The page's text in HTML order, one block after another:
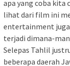
apa yang coba kita
lihat dari film ini
entertainment
terjadi dimana-
Selepas Tahlil
beberapa daerah